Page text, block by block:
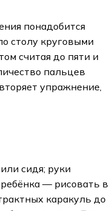
понадобится
столу круговыми
считая до пяти и
пальцев
упражнение,
сидя; руки
— рисовать в
каракуль до